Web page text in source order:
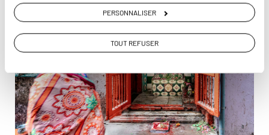
PERSONNALISER
TOUT REFUSER
© BTWImages/iStock